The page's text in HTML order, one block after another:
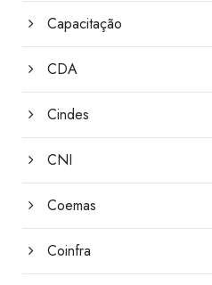
Capacitação
CDA
Cindes
CNI
Coemas
Coinfra